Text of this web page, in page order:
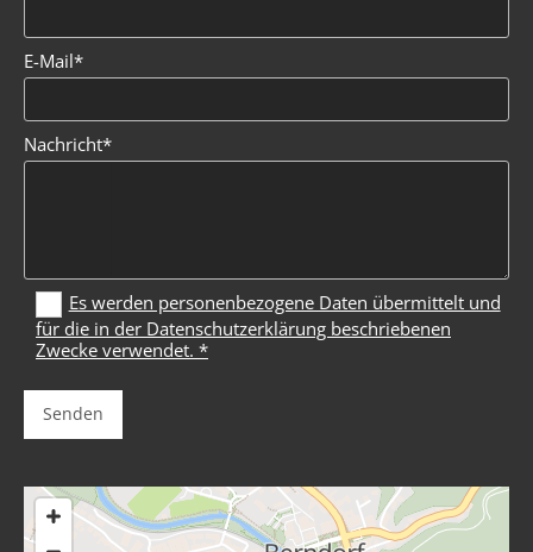
E-Mail*
Nachricht*
Es werden personenbezogene Daten übermittelt und
für die in der Datenschutzerklärung beschriebenen
Zwecke verwendet. *